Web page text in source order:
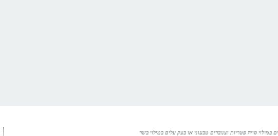
סויה פטריות וצנוברים טבעוני או בצק עלים במילוי בשר